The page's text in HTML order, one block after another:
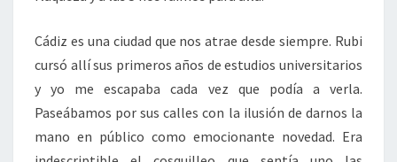
Cádiz es una ciudad que nos atrae desde siempre. Rubi
cursó allí sus primeros años de estudios universitarios
y yo me escapaba cada vez que podía a verla.
Paseábamos por sus calles con la ilusión de darnos la
mano en público como emocionante novedad. Era